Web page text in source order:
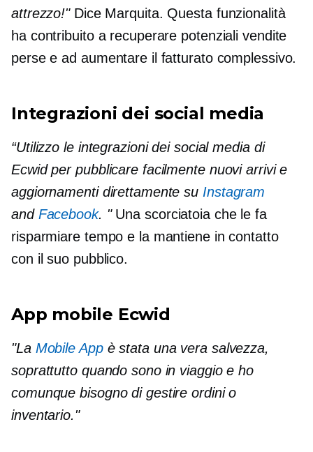
attrezzo!"Dice Marquita. Questa funzionalità
ha contribuito a recuperare potenziali vendite
perse e ad aumentare il fatturato complessivo.
Integrazioni dei social media
“Utilizzo le integrazioni dei social media di
Ecwid per pubblicare facilmente nuovi arrivi e
aggiornamenti direttamente su Instagram
and Facebook. "Una scorciatoia che le fa
risparmiare tempo e la mantiene in contatto
con il suo pubblico.
App mobile Ecwid
"La Mobile Appè stata una vera salvezza,
soprattutto quando sono in viaggio e ho
comunque bisogno di gestire ordini o
inventario."